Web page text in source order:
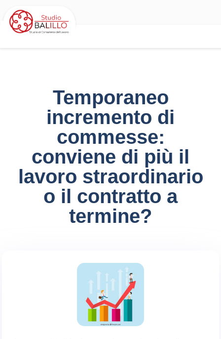
Temporaneo
incremento di
commesse:
conviene di più il
lavoro straordinario
o il contratto a
termine?